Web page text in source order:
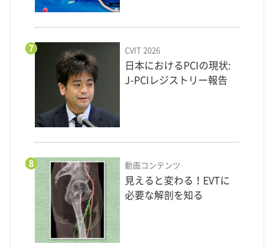
7 CVIT 2026
日本におけるPCIの現状:
J-PCIレジストリー報告
8 動画コンテンツ
見えると変わる！EVTに
必要な解剖を知る